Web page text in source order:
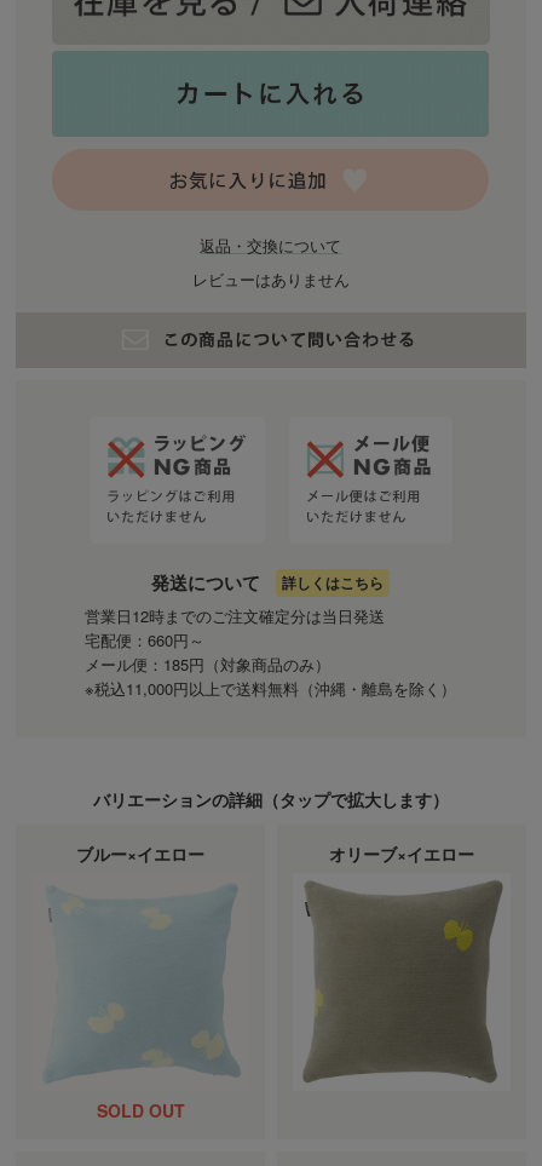
返品・交換について
レビューはありません
発送について 詳しくはこちら
営業日12時までのご注文確定分は当日発送
宅配便：660円～
メール便：185円（対象商品のみ）
※税込11,000円以上で送料無料（沖縄・離島を除く）
バリエーションの詳細（タップで拡大します）
ブルー×イエロー オリーブ×イエロー